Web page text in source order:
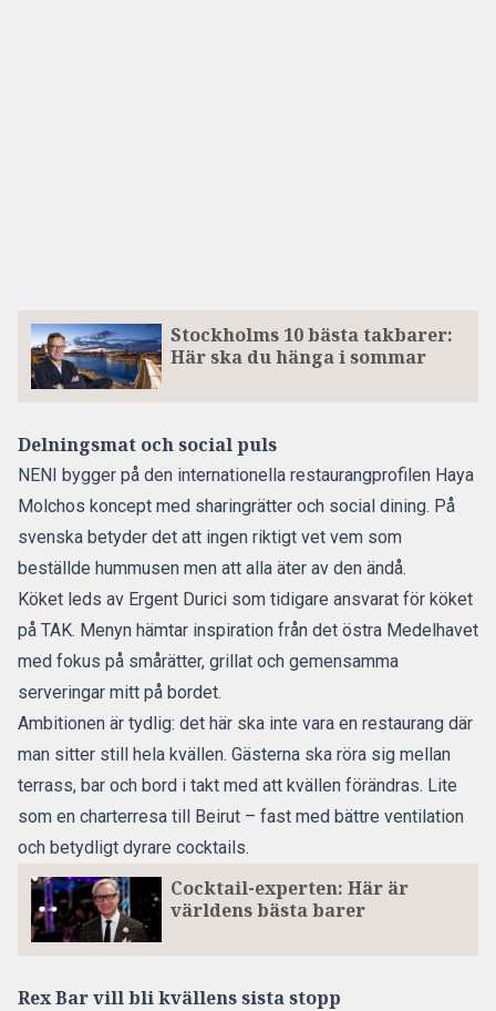
Stockholms 10 bästa takbarer:
Här ska du hänga i sommar
Delningsmat och social puls
NENI bygger på den internationella restaurangprofilen Haya
Molchos koncept med sharingrätter och social dining. På
svenska betyder det att ingen riktigt vet vem som
beställde hummusen men att alla äter av den ändå.
Köket leds av Ergent Durici som tidigare ansvarat för köket
på TAK. Menyn hämtar inspiration från det östra Medelhavet
med fokus på smårätter, grillat och gemensamma
serveringar mitt på bordet.
Ambitionen är tydlig: det här ska inte vara en restaurang där
man sitter still hela kvällen. Gästerna ska röra sig mellan
terrass, bar och bord i takt med att kvällen förändras. Lite
som en charterresa till Beirut – fast med bättre ventilation
och betydligt dyrare cocktails.
Cocktail-experten: Här är
världens bästa barer
Rex Bar vill bli kvällens sista stopp